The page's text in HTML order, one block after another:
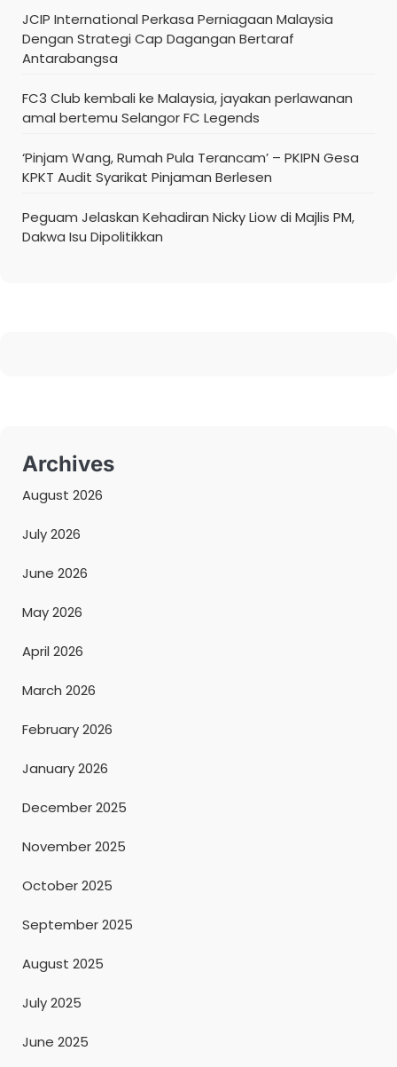
JCIP International Perkasa Perniagaan Malaysia
Dengan Strategi Cap Dagangan Bertaraf
Antarabangsa
FC3 Club kembali ke Malaysia, jayakan perlawanan
amal bertemu Selangor FC Legends
‘Pinjam Wang, Rumah Pula Terancam’ – PKIPN Gesa
KPKT Audit Syarikat Pinjaman Berlesen
Peguam Jelaskan Kehadiran Nicky Liow di Majlis PM,
Dakwa Isu Dipolitikkan
Archives
August 2026
July 2026
June 2026
May 2026
April 2026
March 2026
February 2026
January 2026
December 2025
November 2025
October 2025
September 2025
August 2025
July 2025
June 2025